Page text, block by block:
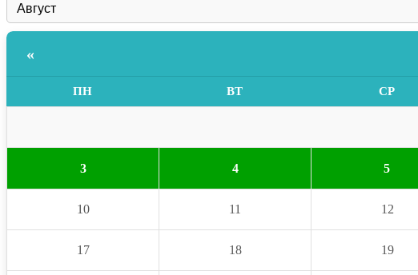
«
ПН ВТ СР
3 4 5
10 11 12
17 18 19